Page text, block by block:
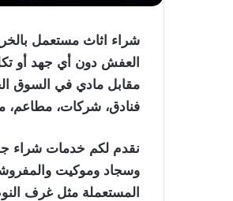
شراء اثاث مستعمل
العفش دون أي جهد أو
مقابل مادي في السوق
فنادق، شركات، مطاعم،
نقدم لكم خدمات شراء
وسجاد وموكيت
المستعملة مثل غرف